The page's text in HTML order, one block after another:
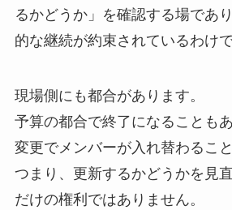
るかどうか」を確認する場であ
的な継続が約束されているわけ
現場側にも都合があります。
予算の都合で終了になることも
変更でメンバーが入れ替わるこ
つまり、更新するかどうかを見
だけの権利ではありません。